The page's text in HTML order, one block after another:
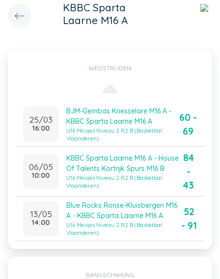
KBBC Sparta
Laarne M16 A
WEDSTRIJDEN
25/03
16:00
BJM-Gembas Knesselare M16 A -
KBBC Sparta Laarne M16 A
U16 Meisjes Niveau 2 R2 B (Basketbal
Vlaanderen)
60 -
69
06/05
10:00
KBBC Sparta Laarne M16 A - House
Of Talents Kortrijk Spurs M16 B
U16 Meisjes Niveau 2 R2 B (Basketbal
Vlaanderen)
84
-
43
13/05
14:00
Blue Rocks Ronse-Kluisbergen M16
A - KBBC Sparta Laarne M16 A
U16 Meisjes Niveau 2 R2 B (Basketbal
Vlaanderen)
52
- 91
RANGSCHIKKING